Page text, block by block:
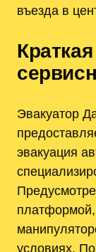
въезда в
Эвакуатор
эвакуация
условиях.